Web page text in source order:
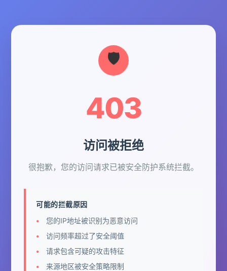
403
访问被拒绝
很抱歉，您的访问请求已被安全防护系统拦截。
可能的拦截原因
您的IP地址被识别为恶意访问
访问频率超过了安全阈值
请求包含可疑的攻击特征
来源地区被安全策略限制